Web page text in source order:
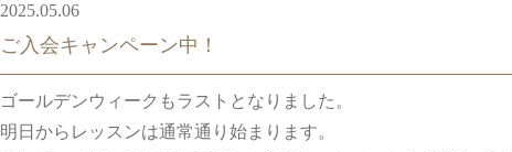
2025.05.06
ご入会キャンペーン中！
ゴールデンウィークもラストとなりました。
明日からレッスンは通常通り始まります。